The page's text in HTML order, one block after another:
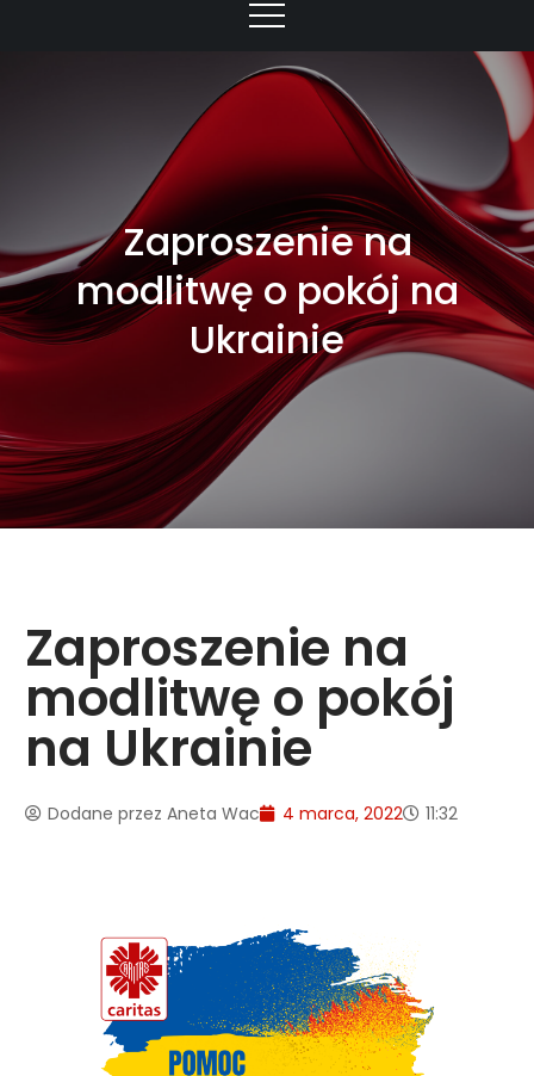
Zaproszenie na
modlitwę o pokój na
Ukrainie
Zaproszenie na
modlitwę o pokój
na Ukrainie
Dodane przez Aneta Wac 4 marca, 2022 11:32